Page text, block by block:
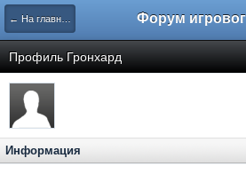
← На главную
Профиль Гронхард
Информация